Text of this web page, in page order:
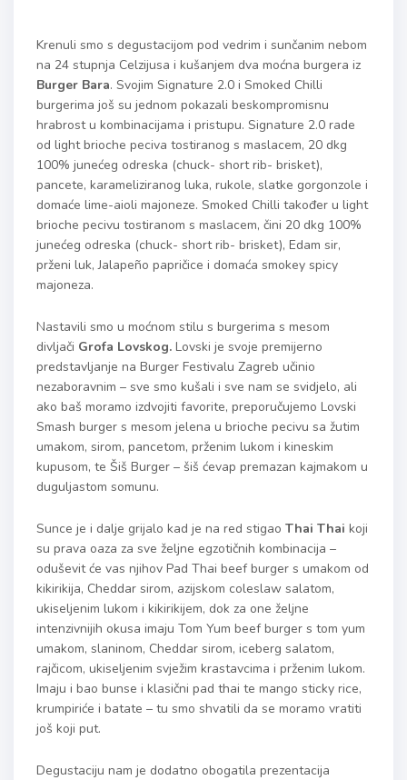
Krenuli smo s degustacijom pod vedrim i sunčanim nebom
na 24 stupnja Celzijusa i kušanjem dva moćna burgera iz
Burger Bara. Svojim Signature 2.0 i Smoked Chilli
burgerima još su jednom pokazali beskompromisnu
hrabrost u kombinacijama i pristupu. Signature 2.0 rade
od light brioche peciva tostiranog s maslacem, 20 dkg
100% junećeg odreska (chuck- short rib- brisket),
pancete, karameliziranog luka, rukole, slatke gorgonzole i
domaće lime-aioli majoneze. Smoked Chilli također u light
brioche pecivu tostiranom s maslacem, čini 20 dkg 100%
junećeg odreska (chuck- short rib- brisket), Edam sir,
prženi luk, Jalapeño papričice i domaća smokey spicy
majoneza.
Nastavili smo u moćnom stilu s burgerima s mesom
divljači Grofa Lovskog. Lovski je svoje premijerno
predstavljanje na Burger Festivalu Zagreb učinio
nezaboravnim – sve smo kušali i sve nam se svidjelo, ali
ako baš moramo izdvojiti favorite, preporučujemo Lovski
Smash burger s mesom jelena u brioche pecivu sa žutim
umakom, sirom, pancetom, prženim lukom i kineskim
kupusom, te Šiš Burger – šiš ćevap premazan kajmakom u
duguljastom somunu.
Sunce je i dalje grijalo kad je na red stigao Thai Thai koji
su prava oaza za sve željne egzotičnih kombinacija –
oduševit će vas njihov Pad Thai beef burger s umakom od
kikirikija, Cheddar sirom, azijskom coleslaw salatom,
ukiseljenim lukom i kikirikijem, dok za one željne
intenzivnijih okusa imaju Tom Yum beef burger s tom yum
umakom, slaninom, Cheddar sirom, iceberg salatom,
rajčicom, ukiseljenim svježim krastavcima i prženim lukom.
Imaju i bao bunse i klasični pad thai te mango sticky rice,
krumpiriće i batate – tu smo shvatili da se moramo vratiti
još koji put.
Degustaciju nam je dodatno obogatila prezentacija